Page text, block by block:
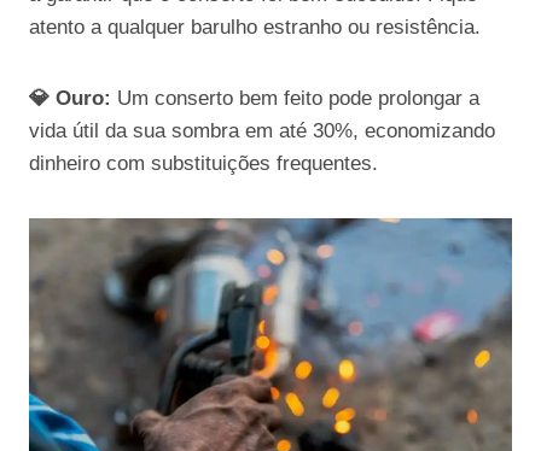
atento a qualquer barulho estranho ou resistência.
💎 Ouro: Um conserto bem feito pode prolongar a
vida útil da sua sombra em até 30%, economizando
dinheiro com substituições frequentes.